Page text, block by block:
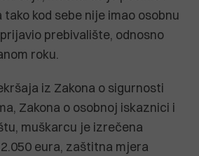
kod sebe nije imao osobnu
prebivalište, odnosno
roku.
iz Zakona o sigurnosti
Zakona o osobnoj iskaznici i
muškarcu je izrečena
eura, zaštitna mjera